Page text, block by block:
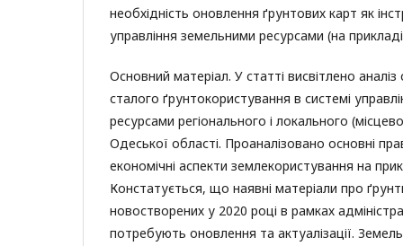
необхідність оновлення ґрунтових карт як
управління земельними ресурсами (на
Основний матеріал. У статті висвітлено
сталого ґрунтокористування в системі
ресурсами регіонального і локального
Одеської області. Проаналізовано основні
економічні аспекти землекористування на
Констатується, що наявні матеріали про
новостворених у 2020 році в рамках
потребують оновлення та актуалізації.